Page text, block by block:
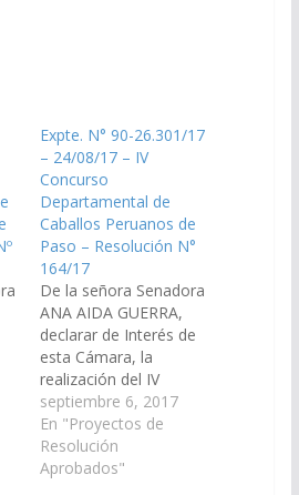
Expte. N° 90-26.301/17
– 24/08/17 – IV
Concurso
Departamental de
Caballos Peruanos de
Paso – Resolución N°
164/17
De la señora Senadora
ANA AIDA GUERRA,
declarar de Interés de
esta Cámara, la
realización del IV
Concurso
Departamental de
Caballos Peruanos de
Paso que se
septiembre 6, 2017
En "Proyectos de
Resolución
Aprobados"